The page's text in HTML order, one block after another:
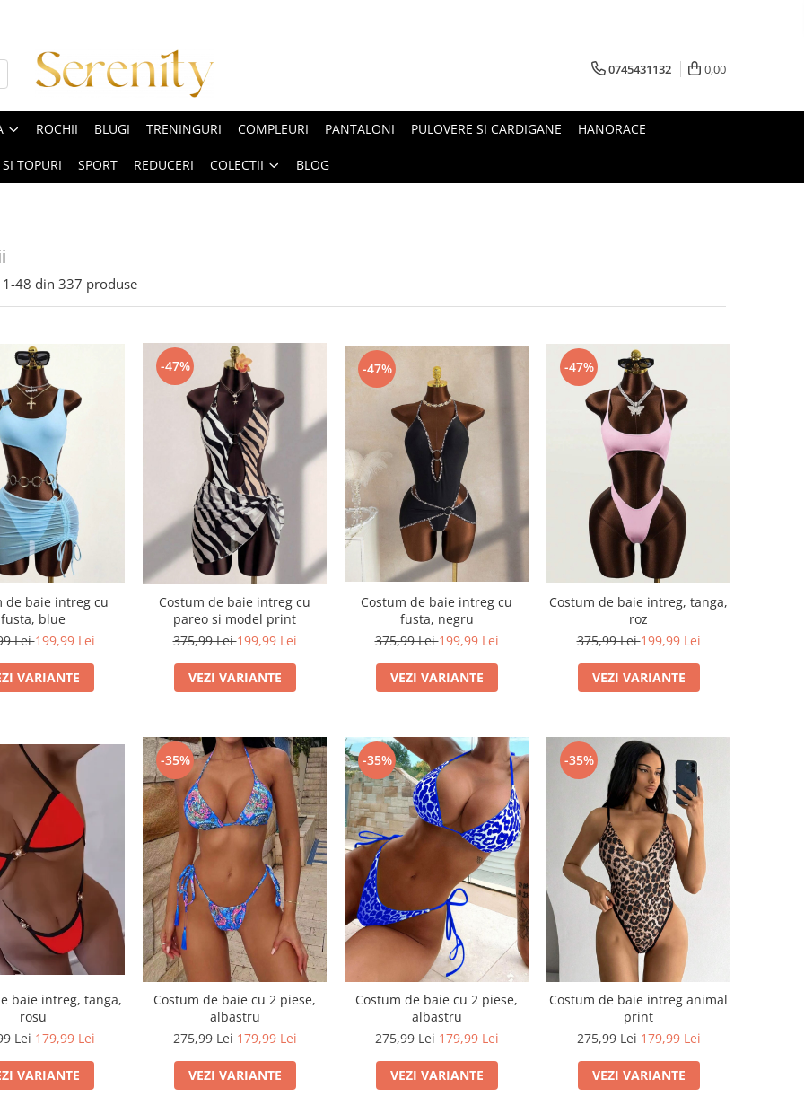
0745431132 0,00
ROCHII BLUGI TRENINGURI COMPLEURI PANTALONI PULOVERE SI CARDIGANE HANORACE
TOPURI SPORT REDUCERI COLECTII BLOG
1-48 din 337 produse
de baie intreg cu
fusta, blue
Lei199,99 Lei
VARIANTE
-47%
Costum de baie intreg cu
pareo si model print
375,99 Lei199,99 Lei
VEZI VARIANTE
-47%
Costum de baie intreg cu
fusta, negru
375,99 Lei199,99 Lei
VEZI VARIANTE
-47%
Costum de baie intreg, tanga,
roz
375,99 Lei199,99 Lei
VEZI VARIANTE
baie intreg, tanga,
rosu
Lei179,99 Lei
VARIANTE
-35%
Costum de baie cu 2 piese,
albastru
275,99 Lei179,99 Lei
VEZI VARIANTE
-35%
Costum de baie cu 2 piese,
albastru
275,99 Lei179,99 Lei
VEZI VARIANTE
-35%
Costum de baie intreg animal
print
275,99 Lei179,99 Lei
VEZI VARIANTE